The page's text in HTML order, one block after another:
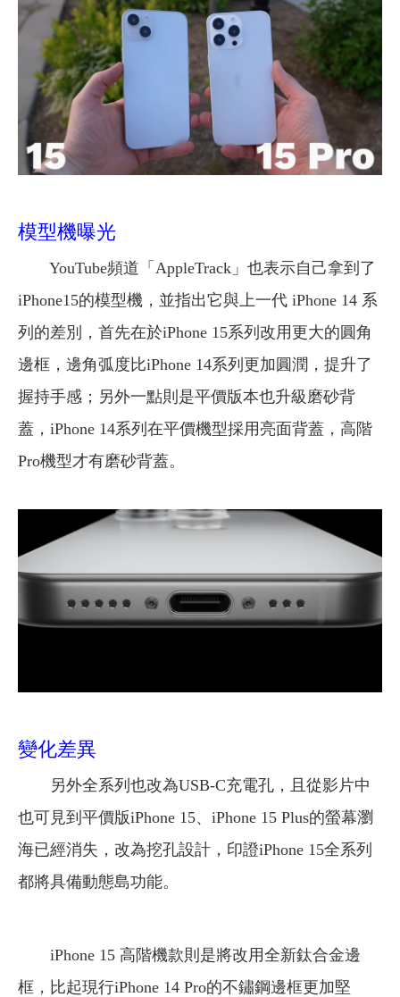
模型機曝光
YouTube頻道「AppleTrack」也表示自己拿到了
iPhone15的模型機，並指出它與上一代 iPhone 14 系
列的差別，首先在於iPhone 15系列改用更大的圓角
邊框，邊角弧度比iPhone 14系列更加圓潤，提升了
握持手感；另外一點則是平價版本也升級磨砂背
蓋，iPhone 14系列在平價機型採用亮面背蓋，高階
Pro機型才有磨砂背蓋。
變化差異
另外全系列也改為USB-C充電孔，且從影片中
也可見到平價版iPhone 15、iPhone 15 Plus的螢幕瀏
海已經消失，改為挖孔設計，印證iPhone 15全系列
都將具備動態島功能。
iPhone 15 高階機款則是將改用全新鈦合金邊
框，比起現行iPhone 14 Pro的不鏽鋼邊框更加堅